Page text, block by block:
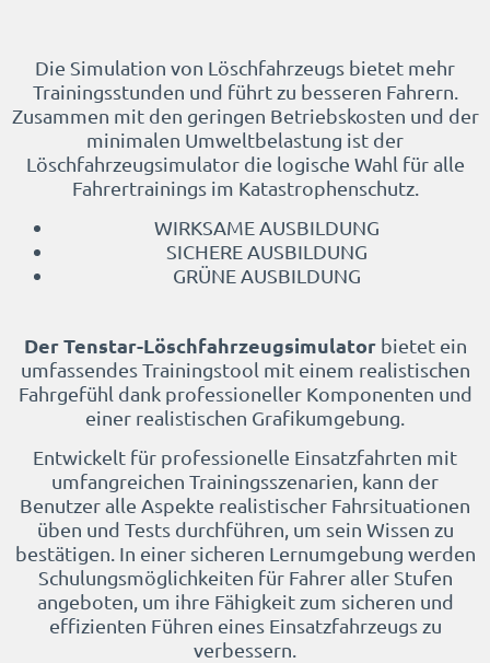
Die Simulation von Löschfahrzeugs bietet mehr
Trainingsstunden und führt zu besseren Fahrern.
Zusammen mit den geringen Betriebskosten und der
minimalen Umweltbelastung ist der
Löschfahrzeugsimulator die logische Wahl für alle
Fahrertrainings im Katastrophenschutz.
WIRKSAME AUSBILDUNG
SICHERE AUSBILDUNG
GRÜNE AUSBILDUNG
Der Tenstar-Löschfahrzeugsimulatorbietet ein
umfassendes Trainingstool mit einem realistischen
Fahrgefühl dank professioneller Komponenten und
einer realistischen Grafikumgebung.
Entwickelt für professionelle Einsatzfahrten mit
umfangreichen Trainingsszenarien, kann der
Benutzer alle Aspekte realistischer Fahrsituationen
üben und Tests durchführen, um sein Wissen zu
bestätigen. In einer sicheren Lernumgebung werden
Schulungsmöglichkeiten für Fahrer aller Stufen
angeboten, um ihre Fähigkeit zum sicheren und
effizienten Führen eines Einsatzfahrzeugs zu
verbessern.